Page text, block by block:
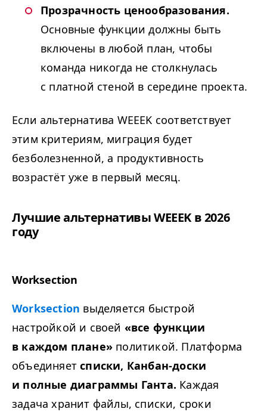
Прозрачность ценообразования.
Основные функции должны быть
включены в любой план, чтобы
команда никогда не столкнулась
с платной стеной в середине проекта.
Если альтернатива WEEEK соответствует
этим критериям, миграция будет
безболезненной, а продуктивность
возрастёт уже в первый месяц.
Лучшие альтернативыWEEEK в 2026
году
Worksection
Worksection выделяется быстрой
настройкой и своей «все функции
в каждом плане» политикой. Платформа
объединяетсписки, Канбан-доски
и полные диаграммы Ганта. Каждая
задача хранит файлы, списки, сроки